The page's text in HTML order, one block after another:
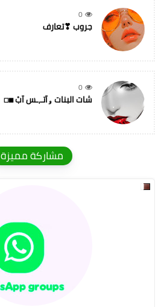
0
جروب ❣تعارف
0
شات البنات ۅآتـ,ـس آبْ ◼◻
مشاركة مميزة